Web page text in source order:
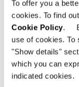
To offer you a
cookies. To find
Cookie Policy.
use of cookies.
"Show details"
which you can
indicated cookies.